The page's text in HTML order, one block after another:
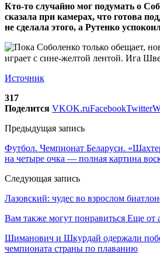
Кто-то случайно мог подумать о
сказала при камерах, что готова
не сделала этого, а Рутенко
Источник
317
Поделится VKOK.ruFacebookTwitter
Предыдущая запись
Футбол. Чемпионат Беларуси.
на четыре очка — полная картина
Следующая запись
Лазовский: чудес во взрослом
Вам также могут понравиться Еще от
Шиманович и Шкурдай одержали
чемпионата страны по плаванию